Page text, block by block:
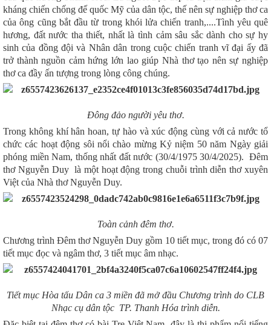
kháng chiến chống đế quốc Mỹ của dân tộc, thế nên sự nghiệp thơ ca
của ông cũng bắt đầu từ trong khói lửa chiến tranh,....Tình yêu quê
hương, đất nước tha thiết, nhất là tình cảm sâu sắc dành cho sự hy
sinh của đồng đội và Nhân dân trong cuộc chiến tranh vĩ đại ấy đã
trở thành nguồn cảm hứng lớn lao giúp Nhà thơ tạo nên sự nghiệp
thơ ca đầy ấn tượng trong lòng công chúng.
Đông đảo người yêu thơ.
Trong không khí hân hoan, tự hào và xúc động cùng với cả nước tổ
chức các hoạt động sôi nổi chào mừng Kỷ niệm 50 năm Ngày giải
phóng miền Nam, thống nhất đất nước (30/4/1975 30/4/2025). Đêm
thơ Nguyễn Duy là một hoạt động trong chuỗi trình diễn thơ xuyên
Việt của Nhà thơ Nguyễn Duy.
Toàn cảnh đêm thơ.
Chương trình Đêm thơ Nguyễn Duy gồm 10 tiết mục, trong đó có 07
tiết mục đọc và ngâm thơ, 3 tiết mục âm nhạc.
Tiết mục Hòa tấu Dân ca 3 miền đã mở đầu Chương trình do CLB
Nhạc cụ dân tộc TP. Thanh Hóa trình diễn.